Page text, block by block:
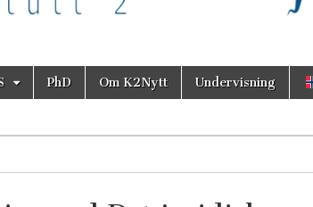
PhD Om K2Nytt Undervisning